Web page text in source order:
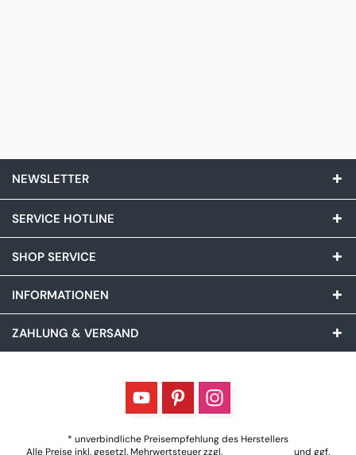
NEWSLETTER
SERVICE HOTLINE
SHOP SERVICE
INFORMATIONEN
ZAHLUNG & VERSAND
* unverbindliche Preisempfehlung des Herstellers
Alle Preise inkl. gesetzl. Mehrwertsteuer zzgl.
und ggf.